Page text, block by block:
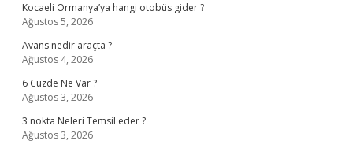
Kocaeli Ormanya’ya hangi otobüs gider ?
Ağustos 5, 2026
Avans nedir araçta ?
Ağustos 4, 2026
6 Cüzde Ne Var ?
Ağustos 3, 2026
3 nokta Neleri Temsil eder ?
Ağustos 3, 2026